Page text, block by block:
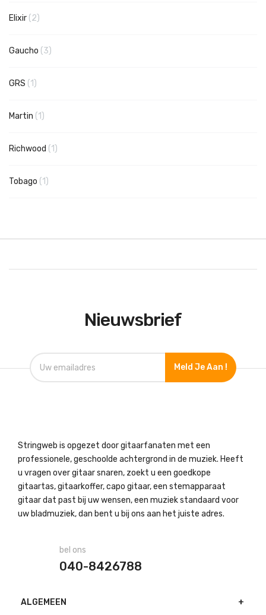
Elixir 2producten
Gaucho 3producten
GRS 1product
Martin 1product
Richwood 1product
Tobago 1product
Nieuwsbrief
Meld Je Aan !
Stringweb is opgezet door gitaarfanaten met een
professionele, geschoolde achtergrond in de muziek. Heeft
u vragen over gitaar snaren, zoekt u een goedkope
gitaartas, gitaarkoffer, capo gitaar, een stemapparaat
gitaar dat past bij uw wensen, een muziek standaard voor
uw bladmuziek, dan bent u bij ons aan het juiste adres.
bel ons
040-8426788
ALGEMEEN